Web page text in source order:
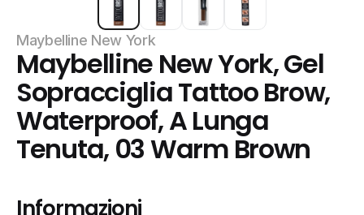
Maybelline New York
Maybelline New York, Gel
Sopracciglia Tattoo Brow,
Waterproof, A Lunga
Tenuta, 03 Warm Brown
Informazioni